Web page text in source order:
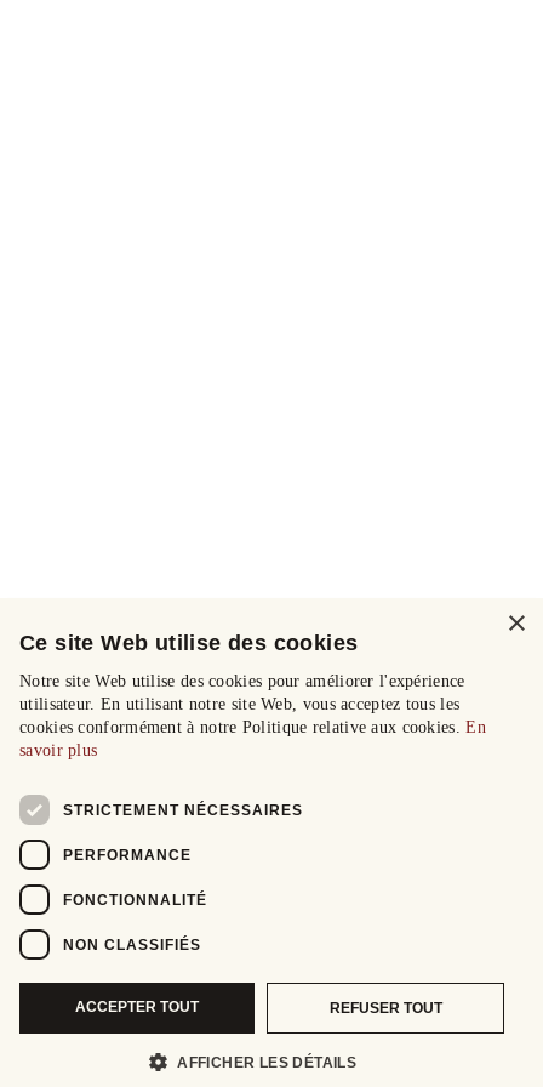
×
Ce site Web utilise des cookies
Notre site Web utilise des cookies pour améliorer l'expérience
utilisateur. En utilisant notre site Web, vous acceptez tous les
cookies conformément à notre Politique relative aux cookies.En
savoir plus
STRICTEMENT NÉCESSAIRES
PERFORMANCE
FONCTIONNALITÉ
NON CLASSIFIÉS
ACCEPTER TOUT REFUSER TOUT
AFFICHER LES DÉTAILS